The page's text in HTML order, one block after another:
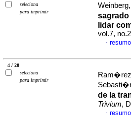
seleciona
para imprimir
lidar
vol.7,
·
4 / 20
seleciona
para imprimir
de la
Trivium,
·